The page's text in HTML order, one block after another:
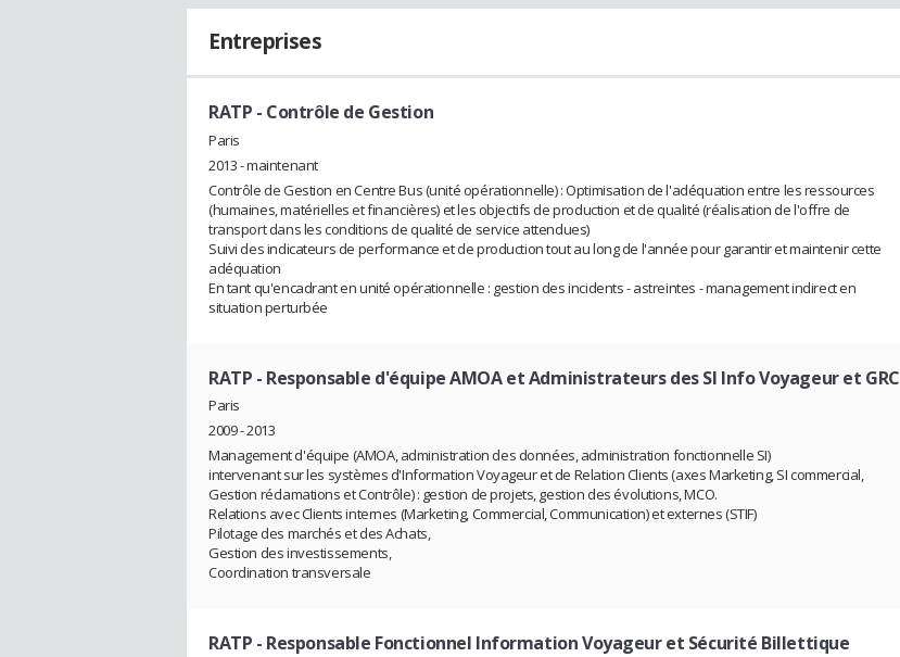
Entreprises
RATP - Contrôle de Gestion
Paris
2013 - maintenant
Contrôle de Gestion en Centre Bus (unité opérationnelle) : Optimisation de l'adéquation entre les ressources
(humaines, matérielles et financières) et les objectifs de production et de qualité (réalisation de l'offre de
transport dans les conditions de qualité de service attendues)
Suivi des indicateurs de performance et de production tout au long de l'année pour garantir et maintenir cette
adéquation
En tant qu'encadrant en unité opérationnelle : gestion des incidents - astreintes - management indirect en
situation perturbée
RATP - Responsable d'équipe AMOA et Administrateurs des SI Info Voyageur et GRC
Paris
2009 - 2013
Management d'équipe (AMOA, administration des données, administration fonctionnelle SI)
intervenant sur les systèmes d'Information Voyageur et de Relation Clients (axes Marketing, SI commercial,
Gestion réclamations et Contrôle) : gestion de projets, gestion des évolutions, MCO.
Relations avec Clients internes (Marketing, Commercial, Communication) et externes (STIF)
Pilotage des marchés et des Achats,
Gestion des investissements,
Coordination transversale
RATP - Responsable Fonctionnel Information Voyageur et Sécurité Billettique